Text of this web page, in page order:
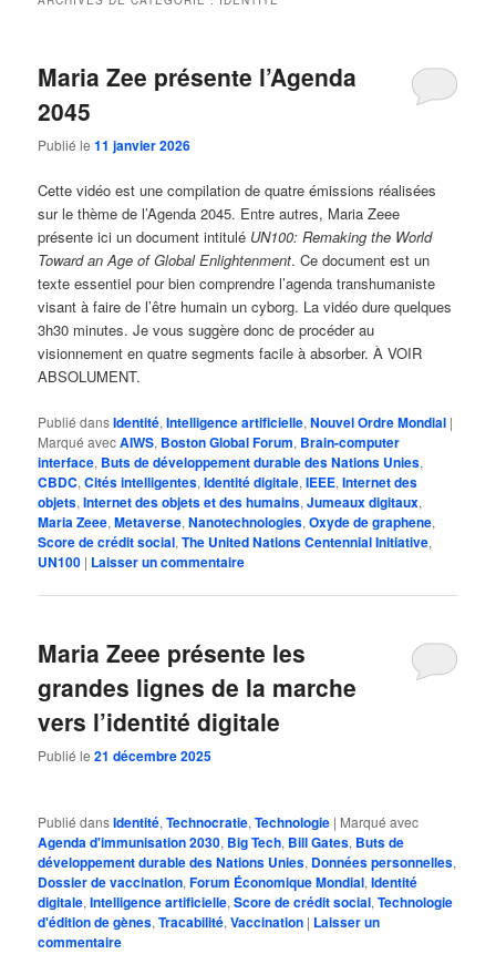
Maria Zee présente l’Agenda
2045
Publié le11 janvier 2026
Cette vidéo est une compilation de quatre émissions réalisées
sur le thème de l’Agenda 2045. Entre autres, Maria Zeee
présente ici un document intitulé UN100: Remaking the World
Toward an Age of Global Enlightenment. Ce document est un
texte essentiel pour bien comprendre l’agenda transhumaniste
visant à faire de l’être humain un cyborg. La vidéo dure quelques
3h30 minutes. Je vous suggère donc de procéder au
visionnement en quatre segments facile à absorber. À VOIR
ABSOLUMENT.
Publié dansIdentité,Intelligence artificielle,Nouvel Ordre Mondial |
Marqué avecAIWS, Boston Global Forum, Brain-computer
interface, Buts de développement durable des Nations Unies,
CBDC,Cités intelligentes,Identité digitale,IEEE,Internet des
objets,Internet des objets et des humains,Jumeaux digitaux,
Maria Zeee,Metaverse,Nanotechnologies,Oxyde de graphene,
Score de crédit social,The United Nations Centennial Initiative,
UN100 | Laisser un commentaire
Maria Zeee présente les
grandes lignes de la marche
vers l’identité digitale
Publié le21 décembre 2025
Publié dansIdentité,Technocratie,Technologie | Marqué avec
Agenda d'immunisation 2030, Big Tech, Bill Gates, Buts de
développement durable des Nations Unies, Données personnelles,
Dossier de vaccination,Forum Économique Mondial,Identité
digitale,Intelligence artificielle,Score de crédit social,Technologie
d'édition de gènes,Tracabilité,Vaccination | Laisser un
commentaire